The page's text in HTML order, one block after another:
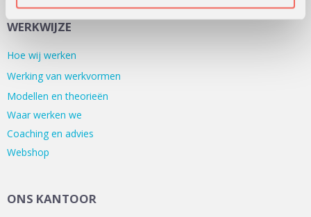
WERKWIJZE
Hoe wij werken
Werking van werkvormen
Modellen en theorieën
Waar werken we
Coaching en advies
Webshop
ONS KANTOOR